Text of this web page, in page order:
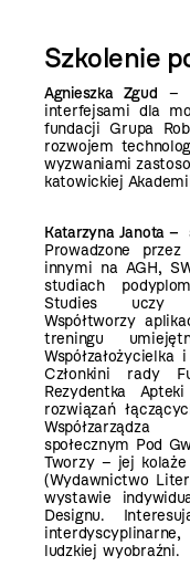
Szkolenie
Agnieszka Zgud –
interfejsami dla
fundacji Grupa
rozwojem
wyzwaniami
katowickiej
Katarzyna Janota–
Prowadzone
innymi na AGH,
studiach
Studies uczy
Współtworzy
treningu
Członkini rady
Rezydentka
rozwiązań
społecznym Pod
Tworzy – jej
(Wydawnictwo
wystawie
Designu.
ludzkiej wyobraźni.